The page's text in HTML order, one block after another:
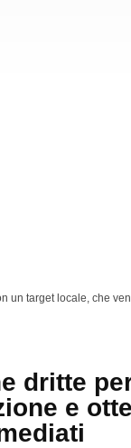
un target locale, che
dritte
e